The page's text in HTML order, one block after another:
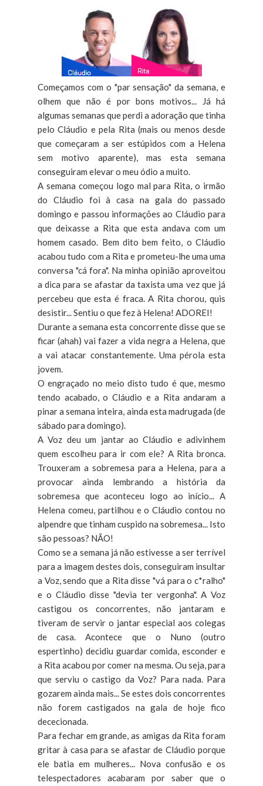
Começamos com o "par sensação" da semana, e
olhem que não é por bons motivos... Já há
algumas semanas que perdi a adoração que tinha
pelo Cláudio e pela Rita (mais ou menos desde
que começaram a ser estúpidos com a Helena
sem motivo aparente), mas esta semana
conseguiram elevar o meu ódio a muito.
A semana começou logo mal para Rita, o irmão
do Cláudio foi à casa na gala do passado
domingo e passou informações ao Cláudio para
que deixasse a Rita que esta andava com um
homem casado. Bem dito bem feito, o Cláudio
acabou tudo com a Rita e prometeu-lhe uma uma
conversa "cá fora". Na minha opinião aproveitou
a dica para se afastar da taxista uma vez que já
percebeu que esta é fraca. A Rita chorou, quis
desistir... Sentiu o que fez à Helena! ADOREI!
Durante a semana esta concorrente disse que se
ficar (ahah) vai fazer a vida negra a Helena, que
a vai atacar constantemente. Uma pérola esta
jovem.
O engraçado no meio disto tudo é que, mesmo
tendo acabado, o Cláudio e a Rita andaram a
pinar a semana inteira, ainda esta madrugada (de
sábado para domingo).
A Voz deu um jantar ao Cláudio e adivinhem
quem escolheu para ir com ele? A Rita bronca.
Trouxeram a sobremesa para a Helena, para a
provocar ainda lembrando a história da
sobremesa que aconteceu logo ao início... A
Helena comeu, partilhou e o Cláudio contou no
alpendre que tinham cuspido na sobremesa... Isto
são pessoas? NÃO!
Como se a semana já não estivesse a ser terrível
para a imagem destes dois, conseguiram insultar
a Voz, sendo que a Rita disse "vá para o c*ralho"
e o Cláudio disse "devia ter vergonha". A Voz
castigou os concorrentes, não jantaram e
tiveram de servir o jantar especial aos colegas
de casa. Acontece que o Nuno (outro
espertinho) decidiu guardar comida, esconder e
a Rita acabou por comer na mesma. Ou seja, para
que serviu o castigo da Voz? Para nada. Para
gozarem ainda mais... Se estes dois concorrentes
não forem castigados na gala de hoje fico
dececionada.
Para fechar em grande, as amigas da Rita foram
gritar à casa para se afastar de Cláudio porque
ele batia em mulheres... Nova confusão e os
telespectadores acabaram por saber que o